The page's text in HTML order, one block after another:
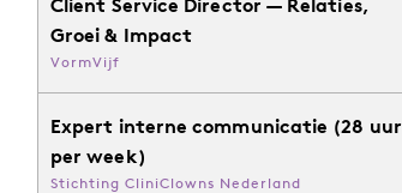
Groei & Impact
VormVijf
Expert interne communicatie (28 uur
per week)
Stichting CliniClowns Nederland